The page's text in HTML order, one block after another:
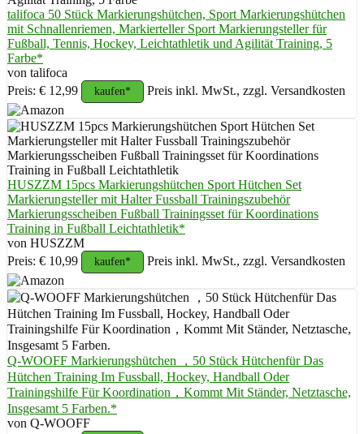
talifoca 50 Stück Markierungshütchen, Sport Markierungshütchen
mit Schnallenriemen, Markierteller Sport Markierungsteller für
Fußball, Tennis, Hockey, Leichtathletik und Agilität Training, 5
Farbe*
von talifoca
Preis: € 12,99
kaufen* Preis inkl. MwSt., zzgl. Versandkosten
HUSZZM 15pcs Markierungshütchen Sport Hütchen Set
Markierungsteller mit Halter Fussball Trainingszubehör
Markierungsscheiben Fußball Trainingsset für Koordinations
Training in Fußball Leichtathletik*
von HUSZZM
Preis: € 10,99
kaufen* Preis inkl. MwSt., zzgl. Versandkosten
Q-WOOFF Markierungshütchen ，50 Stück Hütchenfür Das
Hütchen Training Im Fussball, Hockey, Handball Oder
Trainingshilfe Für Koordination，Kommt Mit Ständer, Netztasche,
Insgesamt 5 Farben.*
von Q-WOOFF